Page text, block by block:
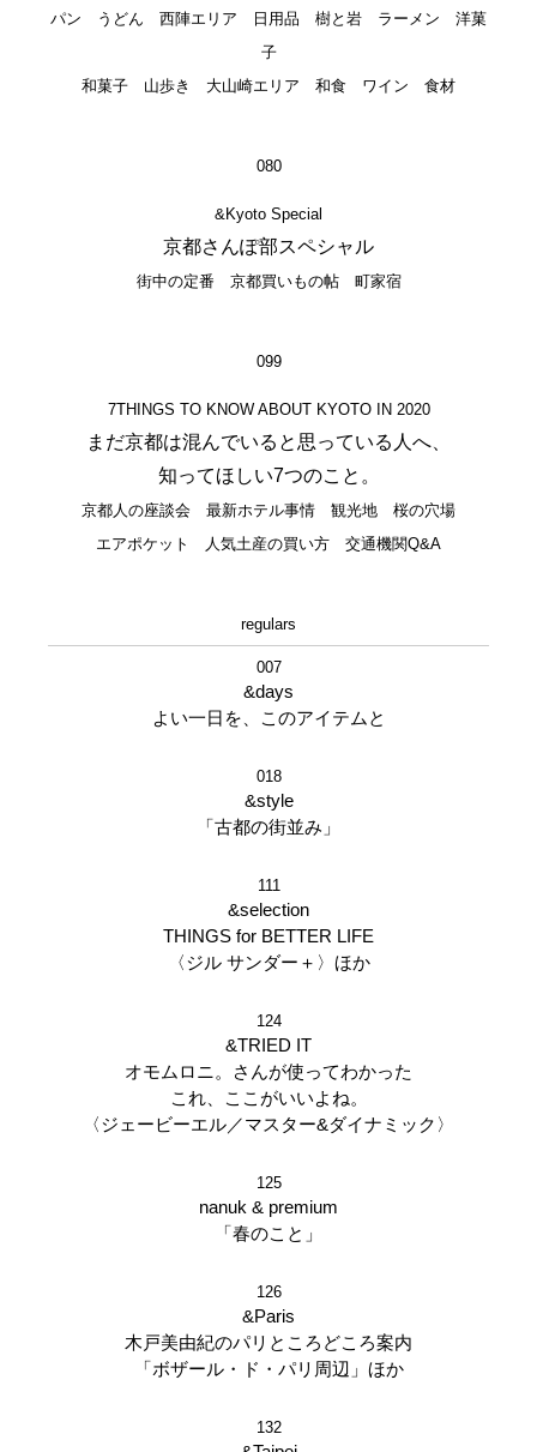
パン うどん 西陣エリア 日用品 樹と岩 ラーメン 洋菓
子
和菓子 山歩き 大山崎エリア 和食 ワイン 食材
080
&Kyoto Special
京都さんぽ部スペシャル
街中の定番 京都買いもの帖 町家宿
099
7THINGS TO KNOW ABOUT KYOTO IN 2020
まだ京都は混んでいると思っている人へ、
知ってほしい7つのこと。
京都人の座談会 最新ホテル事情 観光地 桜の穴場
エアポケット 人気土産の買い方 交通機関Q&A
regulars
007
&days
よい一日を、このアイテムと
018
&style
「古都の街並み」
111
&selection
THINGS for BETTER LIFE
〈ジル サンダー＋〉ほか
124
&TRIED IT
オモムロニ。さんが使ってわかった
これ、ここがいいよね。
〈ジェービーエル／マスター&ダイナミック〉
125
nanuk & premium
「春のこと」
126
&Paris
木戸美由紀のパリところどころ案内
「ボザール・ド・パリ周辺」ほか
132